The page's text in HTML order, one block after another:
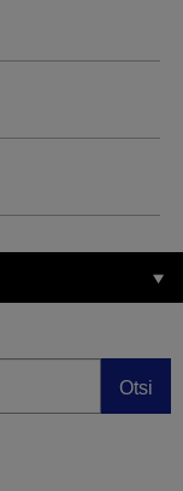
Otsi